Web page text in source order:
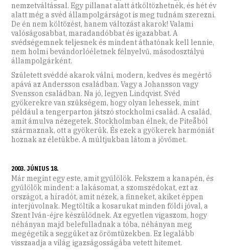
nemzetváltással. Egy pillanat alatt átköltözhetnék, és hét év
alatt még a svéd állampolgárságot is meg tudnám szerezni.
De én nem költözést, hanem változást akarok! Valami
valóságosabbat, maradandóbbat és igazabbat. A
svédségemnek teljesnek és mindent áthatónak kell lennie,
nem holmi bevándorlóéletnek félnyelvű, másodosztályú
állampolgárként.
Született svéddé akarok válni, modern, kedves és megértő
apává az Andersson családban. Vagy a Johansson vagy
Svensson családban. Na jó, legyen Lindqvist. Svéd
gyökerekre van szükségem, hogy olyan lehessek, mint
például a tengerparton játszó stockholmi család. A család,
amit ámulva nézegetek. Stockholmban élnek, de Piteåból
származnak, ott a gyökerük. És ezek a gyökerek harmóniát
hoznak az életükbe. A múltjukban látom a jövőmet.
2003. JÚNIUS 18.
Már megint egy este, amit gyűlölök. Fekszem a kanapén, és
gyűlölök mindent: a lakásomat, a szomszédokat, ezt az
országot, a híradót, amit nézek, a finneket, akiket éppen
interjúvolnak. Megtöltik a kosarukat minden földi jóval, a
Szent Iván-éjre készülődnek. Az egyetlen vigaszom, hogy
néhányan majd belefulladnak a tóba, néhányan meg
megégetik a seggüket az örömtüzekben. Ez legalább
visszaadja a világ igazságosságába vetett hitemet.